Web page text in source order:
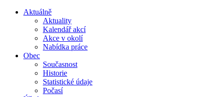
Aktuálně
Aktuality
Kalendář akcí
Akce v okolí
Nabídka práce
Obec
Současnost
Historie
Statistické údaje
Počasí